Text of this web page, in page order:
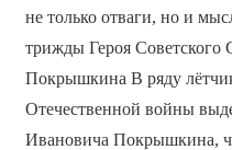
не только отваги, но и
трижды Героя
Покрышкина В ряду
Отечественной войны
Ивановича Покрышкина,